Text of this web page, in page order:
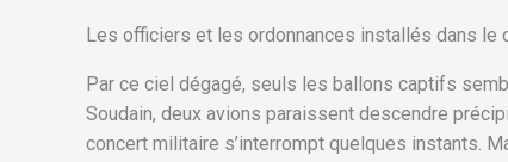
Les officiers et les ordonnances installés dans le
Par ce ciel dégagé, seuls les ballons captifs
Soudain, deux avions paraissent descendre
concert militaire s’interrompt quelques instants.